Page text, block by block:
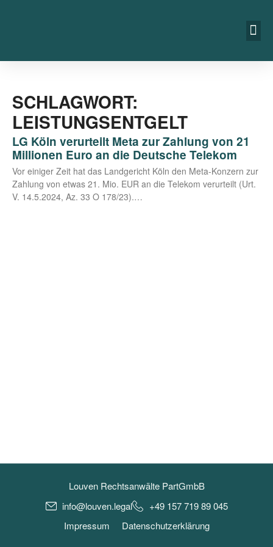
SCHLAGWORT:
LEISTUNGSENTGELT
LG Köln verurteilt Meta zur Zahlung von 21
Millionen Euro an die Deutsche Telekom
Vor eini­ger Zeit hat das Land­ge­richt Köln den Meta-Kon­­­zern zur
Zah­lung von etwas 21. Mio. EUR an die Tele­kom ver­ur­teilt (Urt.
V. 14.5.2024, Az. 33 O 178/23).…
Louven Rechtsanwälte PartGmbB
info@louven.legal
+49 157 719 89 045
Impressum
Datenschutzerklärung